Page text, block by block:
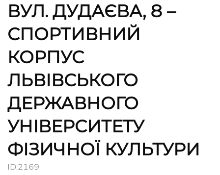
ВУЛ. ДУДАЄВА, 8 –
СПОРТИВНИЙ
КОРПУС
ЛЬВІВСЬКОГО
ДЕРЖАВНОГО
УНІВЕРСИТЕТУ
ФІЗИЧНОЇ КУЛЬТУРИ
ID:2169